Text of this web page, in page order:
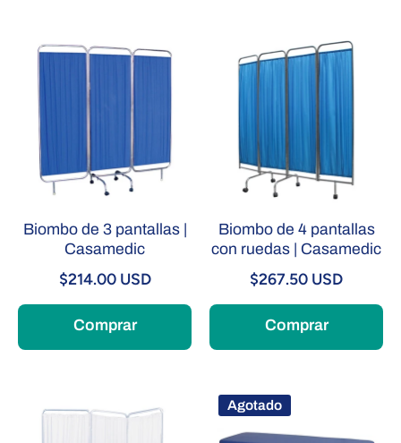
Biombo de 3 pantallas |
Casamedic
$214.00 USD
Comprar
Biombo de 4 pantallas
con ruedas | Casamedic
$267.50 USD
Comprar
Agotado